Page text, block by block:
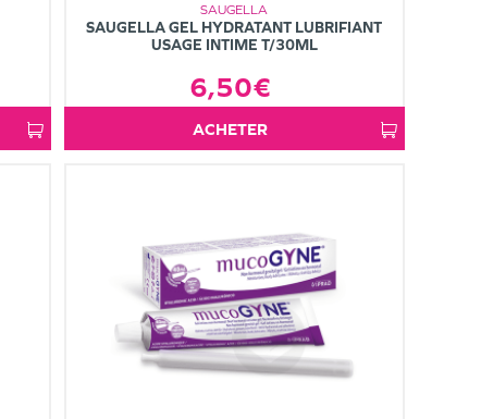
SAUGELLA
SAUGELLA GEL HYDRATANT LUBRIFIANT
USAGE INTIME T/30ML
6,50€
ACHETER